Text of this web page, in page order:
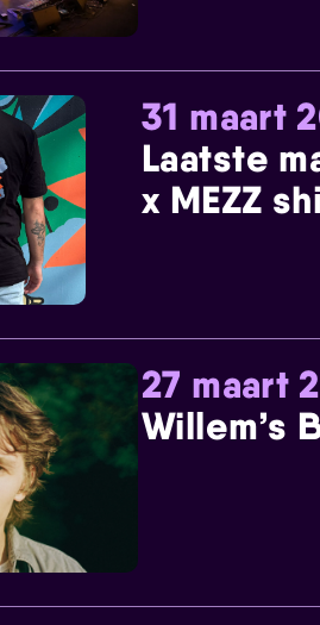
31 maart
Laatste
x MEZZ
27 maart
Willem’s